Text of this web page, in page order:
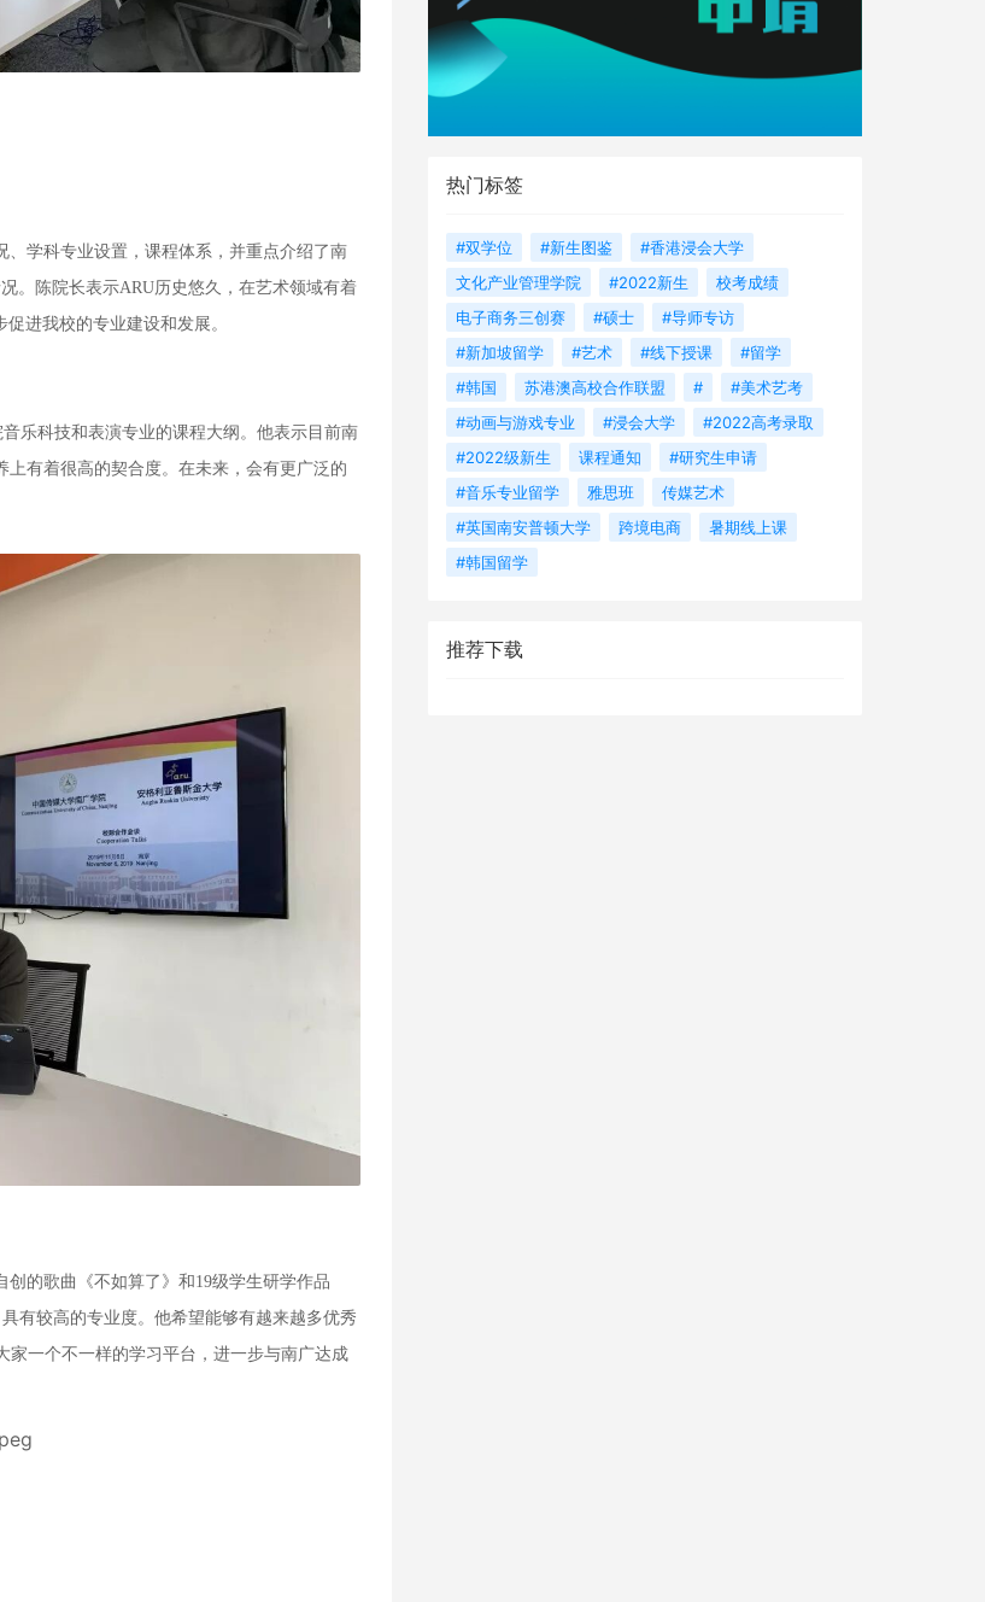
学科专业设置，课程体系，并重点介绍了南
。陈院长表示ARU历史悠久，在艺术领域有着
进我校的专业建设和发展。
乐科技和表演专业的课程大纲。他表示目前南
有着很高的契合度。在未来，会有更广泛的
的歌曲《不如算了》和19级学生研学作品
有较高的专业度。他希望能够有越来越多优秀
家一个不一样的学习平台，进一步与南广达成
热门标签
#双学位 #新生图鉴
#香港浸会大学
文化产业管理学院
#2022新生
校考成绩
电子商务三创赛
#硕士
#导师专访
#新加坡留学
#艺术 #线下授课
#留学
#韩国
苏港澳高校合作联盟 #
#美术艺考
#动画与游戏专业
#浸会大学
#2022高考录取
#2022级新生
课程通知
#研究生申请
#音乐专业留学
雅思班
传媒艺术
#英国南安普顿大学
跨境电商
暑期线上课
#韩国留学
推荐下载